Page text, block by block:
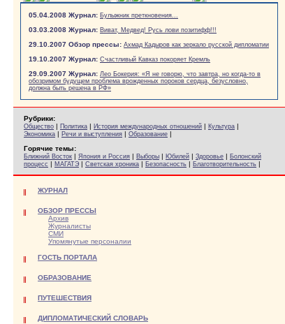
05.04.2008 Журнал: Булыжник преткновения...
03.03.2008 Журнал: Виват, Медвед! Русь лови позитифф!!!
29.10.2007 Обзор прессы: Ахмад Кадыров как зеркало русской дипломатии
19.10.2007 Журнал: Счастливый Кавказ покоряет Кремль
29.09.2007 Журнал: Лео Бокерия: «Я не говорю, что завтра, но когда-то в
обозримом будущем проблема врожденных пороков сердца, безусловно,
должна быть решена в РФ»
Рубрики:
Общество | Политика | История международных отношений | Культура |
Экономика | Речи и выступления | Образование |
Горячие темы:
Ближний Восток | Япония и Россия | Выборы | Юбилей | Здоровье | Болонский
процесс | МАГАТЭ | Светская хроника | Безопасность | Благотворительность |
ЖУРНАЛ
ОБЗОР ПРЕССЫ
Архив
Журналисты
СМИ
Упомянутые персоналии
ГОСТЬ ПОРТАЛА
ОБРАЗОВАНИЕ
ПУТЕШЕСТВИЯ
ДИПЛОМАТИЧЕСКИЙ СЛОВАРЬ